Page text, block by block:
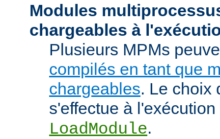
Modules
chargeables à
Plusieurs MPMs
compilés en tant que
chargeables. Le choix
s'effectue à
LoadModule.